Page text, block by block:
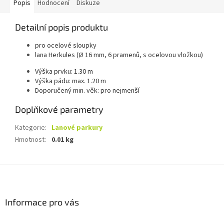
Popis Hodnocení Diskuze
Detailní popis produktu
pro ocelové sloupky
lana Herkules (Ø 16 mm, 6 pramenů, s ocelovou vložkou)
Výška prvku: 1.30 m
Výška pádu: max. 1.20 m
Doporučený min. věk: pro nejmenší
Doplňkové parametry
Kategorie: Lanové parkury
Hmotnost: 0.01 kg
Informace pro vás